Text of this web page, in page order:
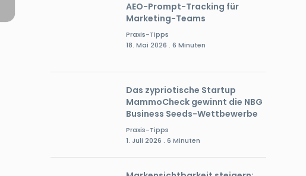
AEO-Prompt-Tracking für
Marketing-Teams
Praxis-Tipps
18. Mai 2026 . 6 Minuten
Das zypriotische Startup
MammoCheck gewinnt die NBG
Business Seeds-Wettbewerbe
Praxis-Tipps
1. Juli 2026 . 6 Minuten